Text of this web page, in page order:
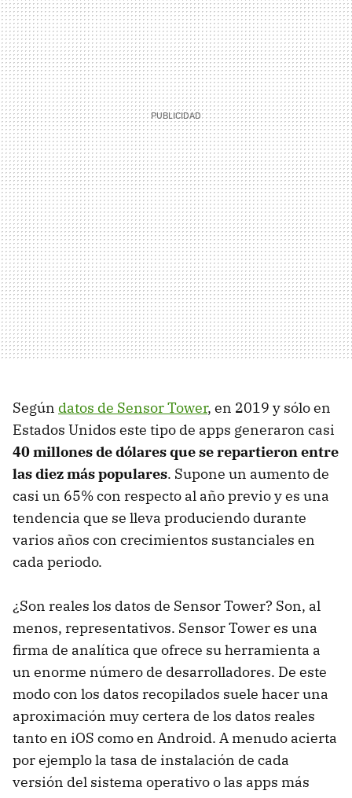
Según datos de Sensor Tower, en 2019 y sólo en
Estados Unidos este tipo de apps generaron casi
40 millones de dólares que se repartieron entre
las diez más populares. Supone un aumento de
casi un 65% con respecto al año previo y es una
tendencia que se lleva produciendo durante
varios años con crecimientos sustanciales en
cada periodo.
¿Son reales los datos de Sensor Tower? Son, al
menos, representativos. Sensor Tower es una
firma de analítica que ofrece su herramienta a
un enorme número de desarrolladores. De este
modo con los datos recopilados suele hacer una
aproximación muy certera de los datos reales
tanto en iOS como en Android. A menudo acierta
por ejemplo la tasa de instalación de cada
versión del sistema operativo o las apps más